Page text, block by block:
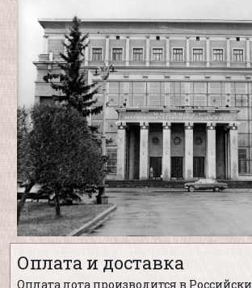
Оплата и доставка
Оплата лота производится в